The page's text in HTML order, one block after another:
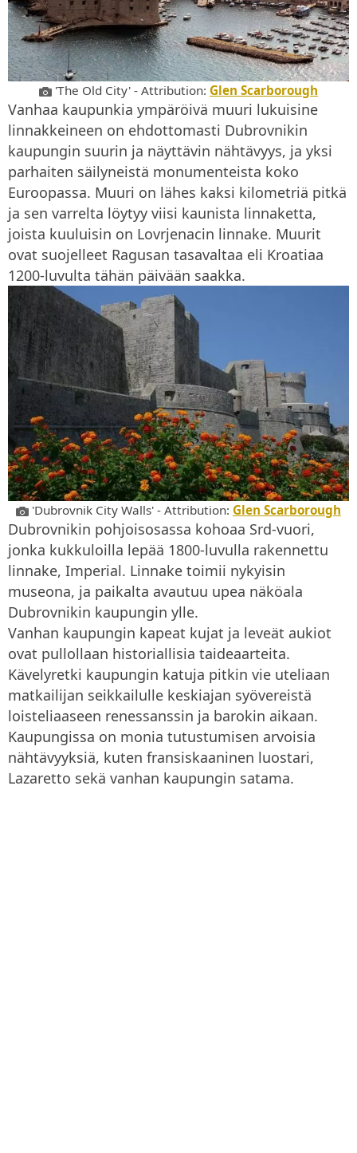
'The Old City' - Attribution: Glen Scarborough
Vanhaa kaupunkia ympäröivä muuri lukuisine
linnakkeineen on ehdottomasti Dubrovnikin
kaupungin suurin ja näyttävin nähtävyys, ja yksi
parhaiten säilyneistä monumenteista koko
Euroopassa. Muuri on lähes kaksi kilometriä pitkä
ja sen varrelta löytyy viisi kaunista linnaketta,
joista kuuluisin on Lovrjenacin linnake. Muurit
ovat suojelleet Ragusan tasavaltaa eli Kroatiaa
1200-luvulta tähän päivään saakka.
'Dubrovnik City Walls' - Attribution: Glen Scarborough
Dubrovnikin pohjoisosassa kohoaa Srd-vuori,
jonka kukkuloilla lepää 1800-luvulla rakennettu
linnake, Imperial. Linnake toimii nykyisin
museona, ja paikalta avautuu upea näköala
Dubrovnikin kaupungin ylle.
Vanhan kaupungin kapeat kujat ja leveät aukiot
ovat pullollaan historiallisia taideaarteita.
Kävelyretki kaupungin katuja pitkin vie uteliaan
matkailijan seikkailulle keskiajan syövereistä
loisteliaaseen renessanssin ja barokin aikaan.
Kaupungissa on monia tutustumisen arvoisia
nähtävyyksiä, kuten fransiskaaninen luostari,
Lazaretto sekä vanhan kaupungin satama.